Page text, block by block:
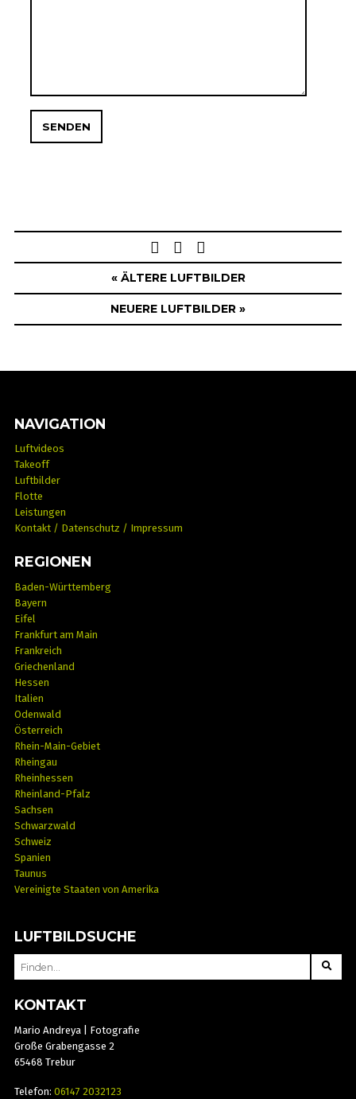
navigation
« ÄLTERE LUFTBILDER
NEUERE LUFTBILDER »
NAVIGATION
Luftvideos
Takeoff
Luftbilder
Flotte
Leistungen
Kontakt / Datenschutz / Impressum
REGIONEN
Baden-Württemberg
Bayern
Eifel
Frankfurt am Main
Frankreich
Griechenland
Hessen
Italien
Odenwald
Österreich
Rhein-Main-Gebiet
Rheingau
Rheinhessen
Rheinland-Pfalz
Sachsen
Schwarzwald
Schweiz
Spanien
Taunus
Vereinigte Staaten von Amerika
LUFTBILDSUCHE
SEARCH
KONTAKT
Mario Andreya | Fotografie
Große Grabengasse 2
65468 Trebur
Telefon: 06147 2032123